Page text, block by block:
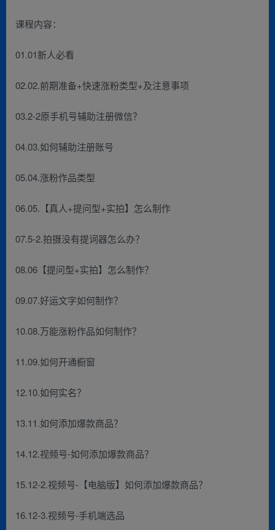
课程内容：
01.01新人必看
02.02.前期准备+快速涨粉类型+及注意事项
03.2-2原手机号辅助注册微信？
04.03.如何辅助注册账号
05.04.涨粉作品类型
06.05.【真人+提问型+实拍】怎么制作
07.5-2.拍摄没有提词器怎么办？
08.06【提问型+实拍】怎么制作？
09.07.好运文字如何制作？
10.08.万能涨粉作品如何制作？
11.09.如何开通橱窗
12.10.如何实名？
13.11.如何添加爆款商品？
14.12.视频号-如何添加爆款商品？
15.12-2.视频号-【电脑版】如何添加爆款商品？
16.12-3.视频号-手机端选品